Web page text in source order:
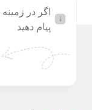
اگر در
پیام دهید